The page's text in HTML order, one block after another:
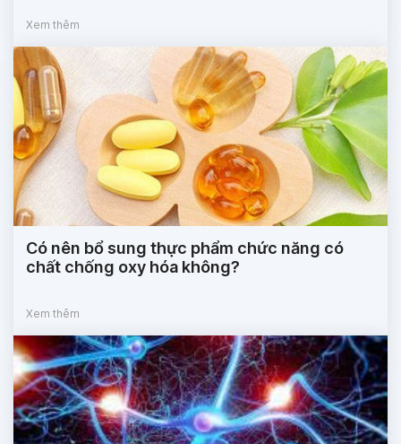
Xem thêm
Có nên bổ sung thực phẩm chức năng có
chất chống oxy hóa không?
Xem thêm